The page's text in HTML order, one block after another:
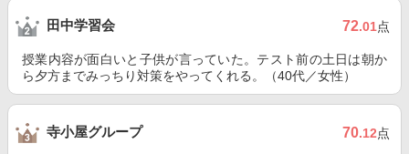
田中学習会 72.01点
授業内容が面白いと子供が言っていた。テスト前の土日は朝か
ら夕方までみっちり対策をやってくれる。（40代／女性）
寺小屋グループ 70.12点